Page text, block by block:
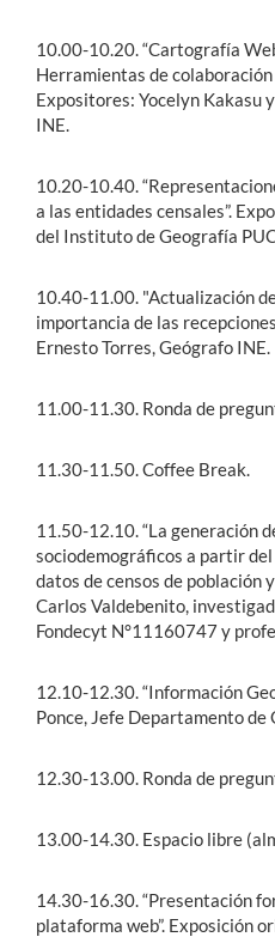
10.00-10.20. “Cartografía
Herramientas de
Expositores: Yocelyn Kakasu
INE.
10.20-10.40.
a las entidades censales”.
del Instituto de Geografía
10.40-11.00. "Actualización
importancia de las
Ernesto Torres, Geógrafo INE.
11.00-11.30. Ronda de
11.30-11.50. Coffee Break.
11.50-12.10. “La generación
sociodemográficos a partir
datos de censos de población
Carlos Valdebenito,
Fondecyt N°11160747 y
12.10-12.30. “Información
Ponce, Jefe Departamento de
12.30-13.00. Ronda de
13.00-14.30. Espacio libre
14.30-16.30. “Presentación
plataforma web”. Exposición